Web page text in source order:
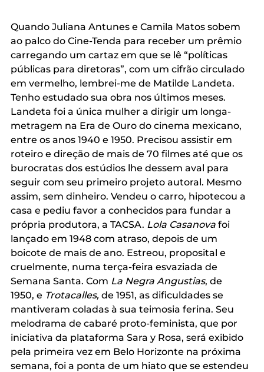
Quando Juliana Antunes e Camila Matos sobem
ao palco do Cine-Tenda para receber um prêmio
carregando um cartaz em que se lê “políticas
públicas para diretoras”, com um cifrão circulado
em vermelho, lembrei-me de Matilde Landeta.
Tenho estudado sua obra nos últimos meses.
Landeta foi a única mulher a dirigir um longa-
metragem na Era de Ouro do cinema mexicano,
entre os anos 1940 e 1950. Precisou assistir em
roteiro e direção de mais de 70 filmes até que os
burocratas dos estúdios lhe dessem aval para
seguir com seu primeiro projeto autoral. Mesmo
assim, sem dinheiro. Vendeu o carro, hipotecou a
casa e pediu favor a conhecidos para fundar a
própria produtora, a TACSA. Lola Casanova foi
lançado em 1948 com atraso, depois de um
boicote de mais de ano. Estreou, proposital e
cruelmente, numa terça-feira esvaziada de
Semana Santa. Com La Negra Angustias, de
1950, e Trotacalles, de 1951, as dificuldades se
mantiveram coladas à sua teimosia ferina. Seu
melodrama de cabaré proto-feminista, que por
iniciativa da plataforma Sara y Rosa, será exibido
pela primeira vez em Belo Horizonte na próxima
semana, foi a ponta de um hiato que se estendeu